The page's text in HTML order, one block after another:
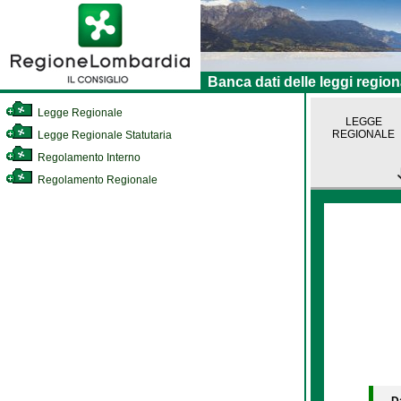
Banca dati delle leggi
Legge Regionale
Legge Regionale Statutaria
Regolamento Interno
Regolamento Regionale
LEGGE
REGIONALE